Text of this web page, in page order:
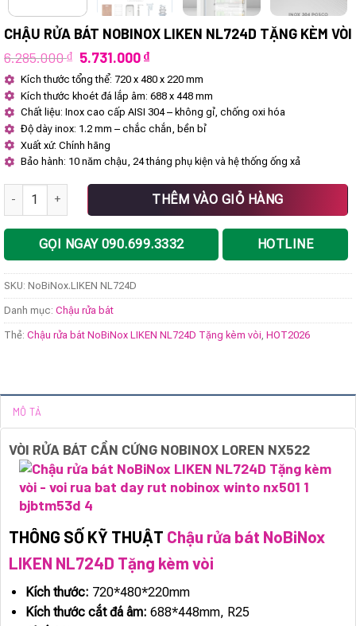
CHẬU RỬA BÁT NOBINOX LIKEN NL724D TẶNG KÈM VÒI
6.285.000₫ Giá
gốc
là:
6.285.000 ₫.
5.731.000₫Giá
tại
là:
5.731.000 ₫.
Kích thước tổng thể: 720 x 480 x 220 mm
Kích thước khoét đá lắp âm: 688 x 448 mm
Chất liệu: Inox cao cấp AISI 304 – không gỉ, chống oxi hóa
Độ dày inox: 1.2 mm – chắc chắn, bền bỉ
Xuất xứ: Chính hãng
Bảo hành: 10 năm chậu, 24 tháng phụ kiện và hệ thống ống xả
Chậu rửa bát NoBiNox LIKEN NL724D Tặng kèm vòi số lượng
THÊM VÀO GIỎ HÀNG
GỌI NGAY 090.699.3332 HOTLINE
SKU: NoBiNox.LIKEN NL724D
Danh mục: Chậu rửa bát
Thẻ: Chậu rửa bát NoBiNox LIKEN NL724D Tặng kèm vòi HOT2026
MÔ TẢ
VÒI RỬA BÁT CẦN CỨNG NOBINOX LOREN NX522
THÔNG SỐ KỸ THUẬT Chậu rửa bát NoBiNox
LIKEN NL724D Tặng kèm vòi
Kích thước: 720*480*220mm
Kích thước cắt đá âm: 688*448mm, R25